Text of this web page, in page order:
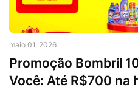
maio 01, 2026
Promoção Bombril
Você: Até R$700 na